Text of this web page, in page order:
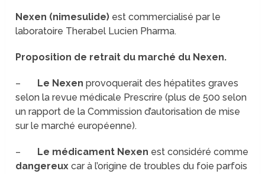
Nexen (nimesulide) est commercialisé par le
laboratoire Therabel Lucien Pharma.
Proposition de retrait du marché du Nexen.
– Le Nexenprovoquerait des hépatites graves
selon la revue médicale Prescrire (plus de 500 selon
un rapport de la Commission d’autorisation de mise
sur le marché européenne).
– Le médicament Nexen est considéré comme
dangereux car à l’origine de troubles du foie parfois